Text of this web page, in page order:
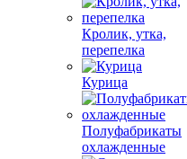
Кролик, утка,
перепелка
Курица
Полуфабрикаты
охлажденные